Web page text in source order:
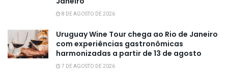
8 DE AGOSTO DE 2026
Uruguay Wine Tour chega ao Rio de Janeiro
com experiências gastronômicas
harmonizadas a partir de 13 de agosto
7 DE AGOSTO DE 2026